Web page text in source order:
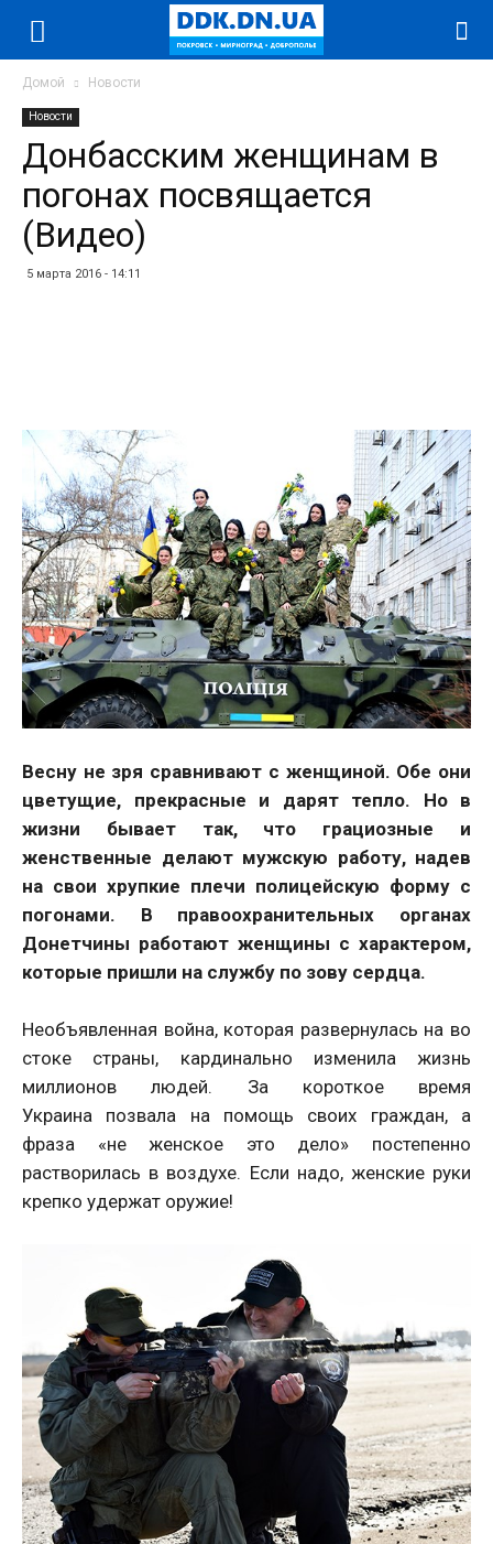
Домой Новости
Новости
Донбасским женщинам в
погонах посвящается
(Видео)
5 марта 2016 - 14:11
Весну не зря сравнивают с женщиной. Обе они
цветущие, прекрасные и дарят тепло. Но в
жизни бывает так, что грациозные и
женственные делают мужскую работу, надев
на свои хрупкие плечи полицейскую форму с
погонами. В правоохранительных органах
Донетчины работают женщины с характером,
которые пришли на службу по зову сердца.
Необъявленная война, которая развернулась на во
стоке страны, кардинально изменила жизнь
миллионов людей. За короткое время
Украина позвала на помощь своих граждан, а
фраза «не женское это дело» постепенно
растворилась в воздухе. Если надо, женские руки
крепко удержат оружие!